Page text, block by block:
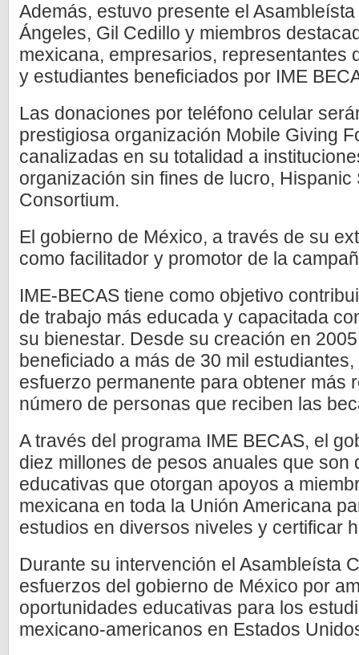
Además, estuvo presente el
Ángeles, Gil Cedillo y miembros
mexicana, empresarios, representantes
y estudiantes beneficiados por IME
Las donaciones por teléfono celular
prestigiosa organización Mobile Giving
canalizadas en su totalidad a
organización sin fines de lucro, Hispanic
Consortium.
El gobierno de México, a través de su
como facilitador y promotor de la
IME-BECAS tiene como objetivo
de trabajo más educada y capacitada
su bienestar. Desde su creación en
beneficiado a más de 30 mil
esfuerzo permanente para obtener más
número de personas que reciben las
A través del programa IME BECAS, el
diez millones de pesos anuales que son
educativas que otorgan apoyos a
mexicana en toda la Unión Americana
estudios en diversos niveles y certificar
Durante su intervención el Asambleísta
esfuerzos del gobierno de México por
oportunidades educativas para los
mexicano-americanos en Estados